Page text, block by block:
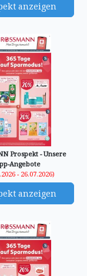
anzeigen
Prospekt - Unsere
Angebote
- 26.07.2026)
anzeigen